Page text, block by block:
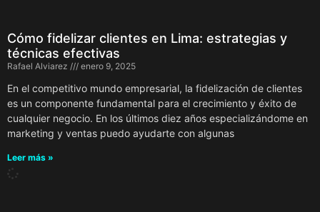
Cómo fidelizar clientes en Lima: estrategias y
técnicas efectivas
Rafael Alviarez enero 9, 2025
En el competitivo mundo empresarial, la fidelización de clientes
es un componente fundamental para el crecimiento y éxito de
cualquier negocio. En los últimos diez años especializándome en
marketing y ventas puedo ayudarte con algunas
Leer más »